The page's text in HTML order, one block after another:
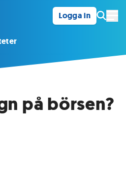
Logga in
på börsen?